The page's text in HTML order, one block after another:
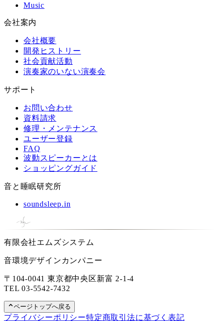
Music
会社案内
会社概要
開発ヒストリー
社会貢献活動
演奏家のいない演奏会
サポート
お問い合わせ
資料請求
修理・メンテナンス
ユーザー登録
FAQ
波動スピーカーとは
ショッピングガイド
音と睡眠研究所
soundsleep.in
有限会社エムズシステム
音環境デザインカンパニー
〒104-0041 東京都中央区新富 2-1-4
TEL03-5542-7432
ページトップへ戻る
プライバシーポリシー特定商取引法に基づく表記